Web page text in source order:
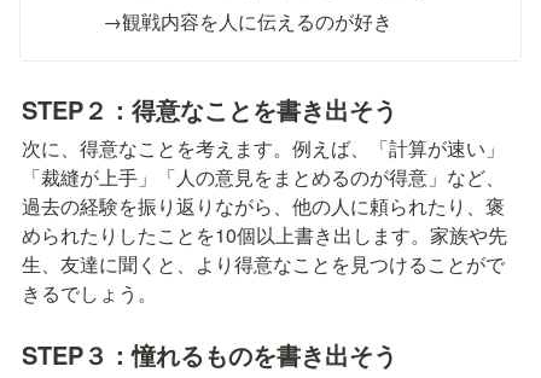
→観戦内容を人に伝えるのが好き
STEP２： 得意なことを書き出そう
次に、得意なことを考えます。例えば、「計算が速い」
「裁縫が上手」「人の意見をまとめるのが得意」など、
過去の経験を振り返りながら、他の人に頼られたり、褒
められたりしたことを10個以上書き出します。家族や先
生、友達に聞くと、より得意なことを見つけることがで
きるでしょう。
STEP３：憧れるものを書き出そう